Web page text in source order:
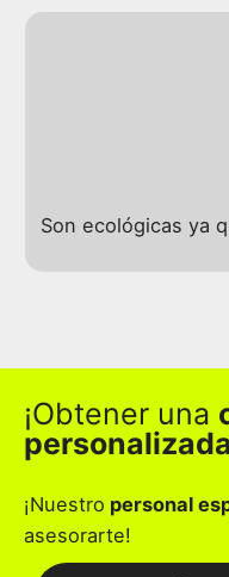
Son ecológicas ya
¡Obtener una
personalizada
¡Nuestro personal
asesorarte!